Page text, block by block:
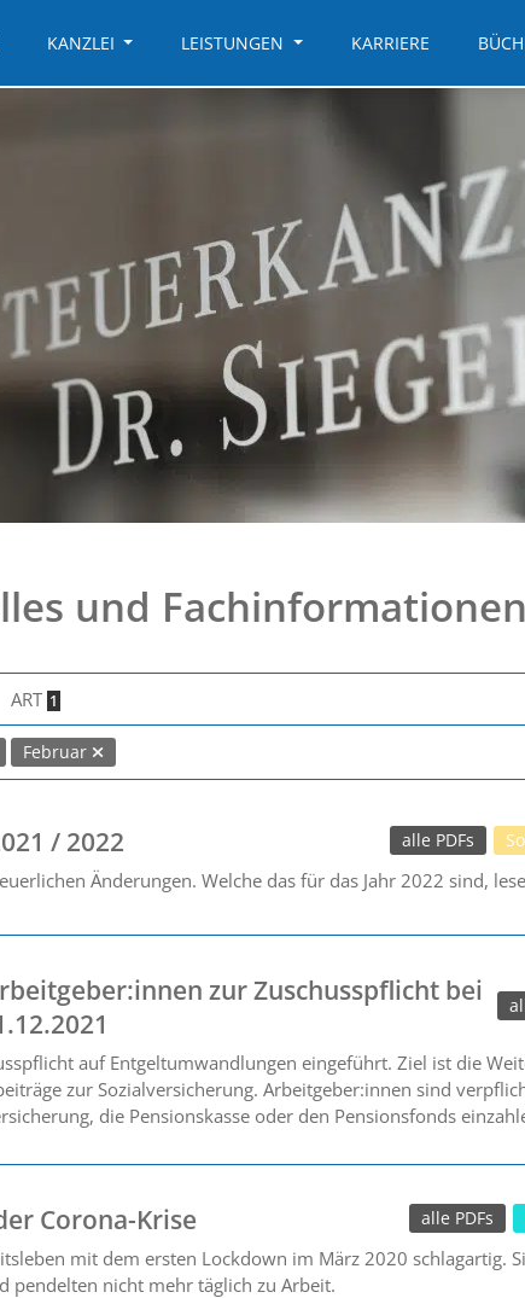
KANZLEI LEISTUNGEN KARRIERE
und Fachinformationen
ART 1
Februar
/ 2022 alle PDFs
Änderungen. Welche das für das Jahr 2022 sind,
zur Zuschusspflicht bei
auf Entgeltumwandlungen eingeführt. Ziel ist die
zur Sozialversicherung. Arbeitgeber:innen sind
die Pensionskasse oder den Pensionsfonds
Corona-Krise alle PDFs
mit dem ersten Lockdown im März 2020 schlagartig.
pendelten nicht mehr täglich zu Arbeit.